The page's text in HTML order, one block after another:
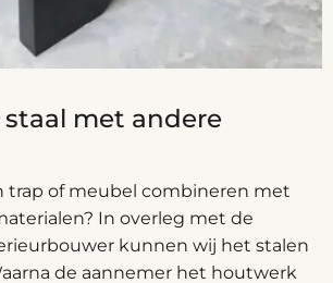
met andere
trap of meubel combineren met
In overleg met de
kunnen wij het stalen
de aannemer het houtwerk